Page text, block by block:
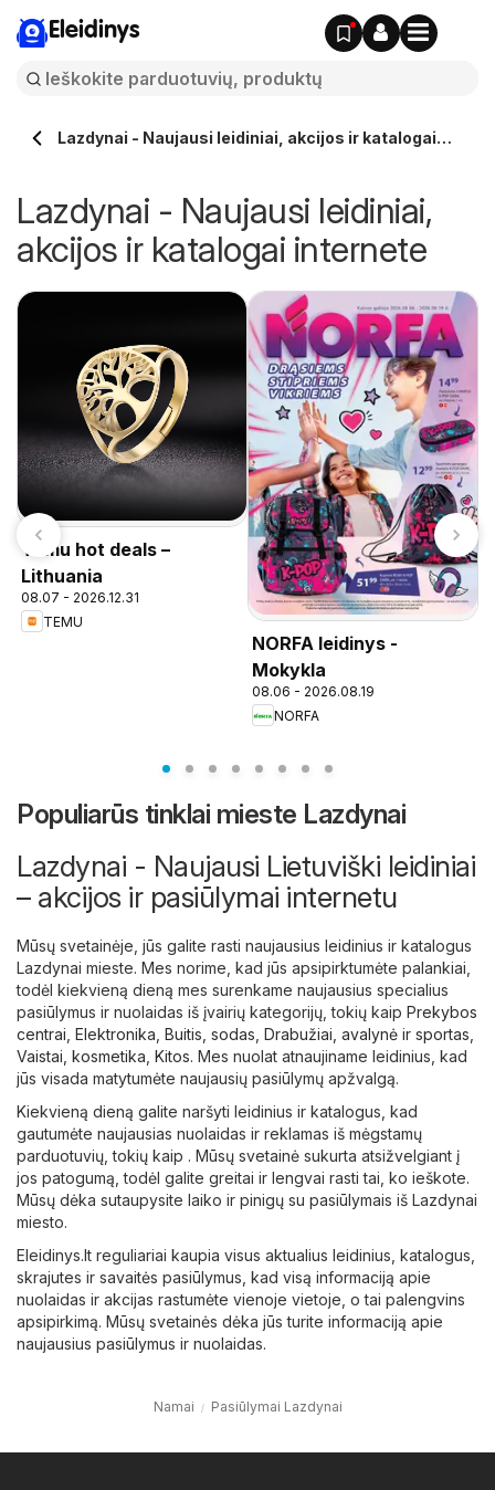
Eleidinys
Lazdynai - Naujausi leidiniai, akcijos ir katalogai
Lazdynai - Naujausi leidiniai,
akcijos ir katalogai internete
Temu hot deals –
Lithuania
08.07 - 2026.12.31
TEMU
NORFA leidinys -
Mokykla
08.06 - 2026.08.19
NORFA
Populiarūs tinklai mieste Lazdynai
Lazdynai - Naujausi Lietuviški leidiniai
– akcijos ir pasiūlymai internetu
Mūsų svetainėje, jūs galite rasti naujausius leidinius ir katalogus
Lazdynai mieste. Mes norime, kad jūs apsipirktumėte palankiai,
todėl kiekvieną dieną mes surenkame naujausius specialius
pasiūlymus ir nuolaidas iš įvairių kategorijų, tokių kaip Prekybos
centrai Elektronika Buitis, sodas Drabužiai, avalynė ir sportas
Vaistai, kosmetika Kitos. Mes nuolat atnaujiname leidinius, kad
jūs visada matytumėte naujausių pasiūlymų apžvalgą.
Kiekvieną dieną galite naršyti leidinius ir katalogus, kad
gautumėte naujausias nuolaidas ir reklamas iš mėgstamų
parduotuvių, tokių kaip . Mūsų svetainė sukurta atsižvelgiant į
jos patogumą, todėl galite greitai ir lengvai rasti tai, ko ieškote.
Mūsų dėka sutaupysite laiko ir pinigų su pasiūlymais iš Lazdynai
miesto.
Eleidinys.lt reguliariai kaupia visus aktualius leidinius, katalogus,
skrajutes ir savaitės pasiūlymus, kad visą informaciją apie
nuolaidas ir akcijas rastumėte vienoje vietoje, o tai palengvins
apsipirkimą. Mūsų svetainės dėka jūs turite informaciją apie
naujausius pasiūlymus ir nuolaidas.
Namai Pasiūlymai Lazdynai